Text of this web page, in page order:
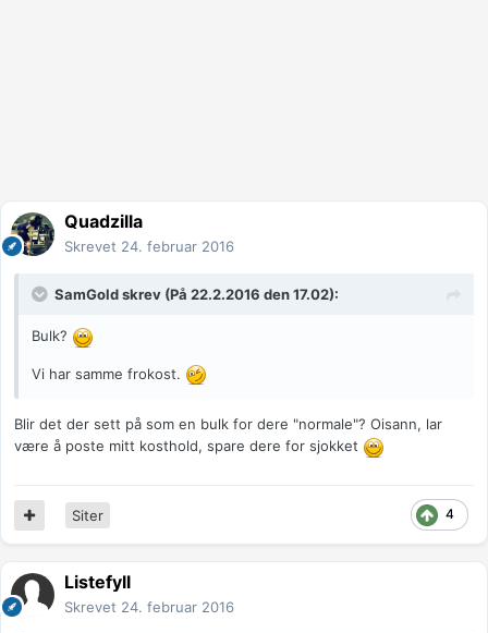
Quadzilla
Skrevet 24. februar 2016
SamGoldskrev (På 22.2.2016 den 17.02):
Bulk?
Vi har samme frokost.
Blir det der sett på som en bulk for dere "normale"? Oisann, lar
være å poste mitt kosthold, spare dere for sjokket
4
Siter
Listefyll
Skrevet 24. februar 2016